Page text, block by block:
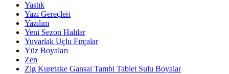
Yastık
Yazı Gereçleri
Yazılım
Yeni Sezon Halılar
Yuvarlak Uçlu Fırçalar
Yüz Boyaları
Zen
​Zig Kuretake Gansai Tambi Tablet Sulu Boyalar